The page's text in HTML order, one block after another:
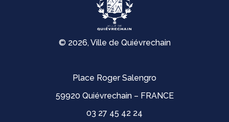
© 2026, Ville de Quiévrechain
Place Roger Salengro
59920 Quiévrechain – FRANCE
03 27 45 42 24